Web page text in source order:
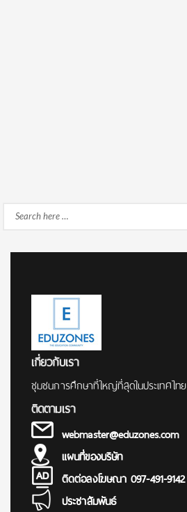
Search
เกี่ยวกับเรา
ชุมชนการศึกษาที่ใหญ่ที่สุดในประเทศไทย
ติดตามเรา
webmaster@eduzones.com
แผนที่ของบริษัท
ติดต่อลงโฆษณา 097-491-9142
ประชาสัมพันธ์